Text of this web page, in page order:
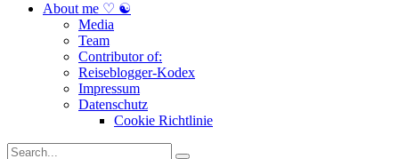
About me ♡ ☯
Media
Team
Contributor of:
Reiseblogger-Kodex
Impressum
Datenschutz
Cookie Richtlinie